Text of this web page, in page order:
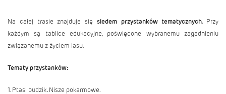
Na całej trasie znajduje się siedem przystanków tematycznych. Przy
każdym są tablice edukacyjne, poświęcone wybranemu zagadnieniu
związanemu z życiem lasu.
Tematy przystanków:
1. Ptasi budzik. Nisze pokarmowe.